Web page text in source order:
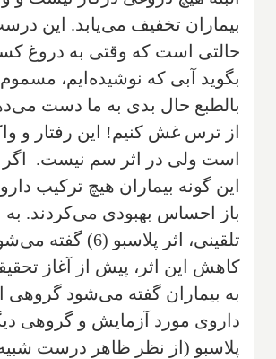
بیماران تخفیف می‌یابد. این
حالتی است که وقتی به دروغ
بگوید آبی که نوشیده‌ایم،
بالطبع حال بدی به ما دست
از ترس غش کنیم! این رفتار و
است ولی در اثر سم نیست.
این گونه بیماران هیچ ترکیب
باز احساس بهبودی می‌کردند.
تلقینی، اثر پلاسبو (6)
کاهش این اثر، پیش از آغاز
به بیماران گفته می‌شود گروهی
داروی مورد آزمایش و گروهی
پلاسبو (از نظر ظاهر درست